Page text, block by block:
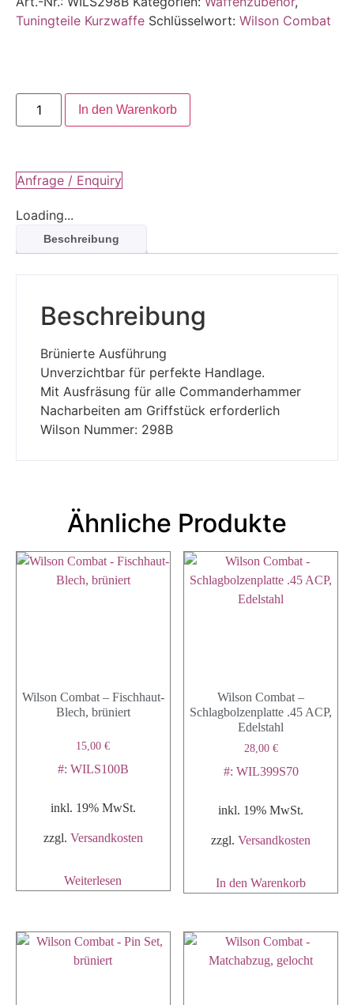
Tuningteile Kurzwaffe Schlüsselwort: Wilson Combat
In den Warenkorb
Anfrage / Enquiry
Loading...
Beschreibung
Beschreibung
Brünierte Ausführung
Unverzichtbar für perfekte Handlage.
Mit Ausfräsung für alle Commanderhammer
Nacharbeiten am Griffstück erforderlich
Wilson Nummer: 298B
Ähnliche Produkte
Wilson Combat – Fischhaut-
Blech, brüniert
15,00€
#: WILS100B
inkl. 19% MwSt.
zzgl. Versandkosten
Weiterlesen
Wilson Combat –
Schlagbolzenplatte .45 ACP,
Edelstahl
28,00 €
#: WIL399S70
inkl. 19% MwSt.
zzgl.Versandkosten
In den Warenkorb